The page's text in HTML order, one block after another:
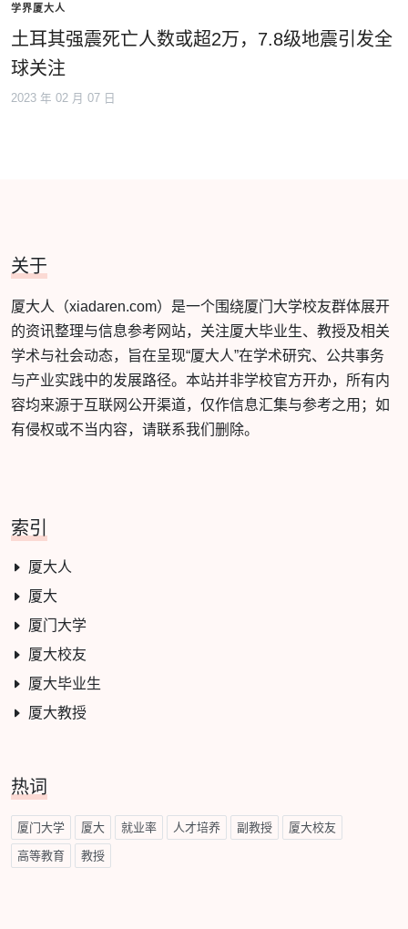
学界厦大人
土耳其强震死亡人数或超2万，7.8级地震引发全
球关注
2023 年 02 月 07 日
关于
厦大人（xiadaren.com）是一个围绕厦门大学校友群体展开
的资讯整理与信息参考网站，关注厦大毕业生、教授及相关
学术与社会动态，旨在呈现“厦大人”在学术研究、公共事务
与产业实践中的发展路径。本站并非学校官方开办，所有内
容均来源于互联网公开渠道，仅作信息汇集与参考之用；如
有侵权或不当内容，请联系我们删除。
索引
厦大人
厦大
厦门大学
厦大校友
厦大毕业生
厦大教授
热词
厦门大学 厦大 就业率 人才培养 副教授 厦大校友
高等教育 教授